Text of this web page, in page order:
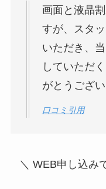
画面と液晶
すが、スタ
いただき、
していただ
がとうござ
口コミ引用
＼ WEB申し込み